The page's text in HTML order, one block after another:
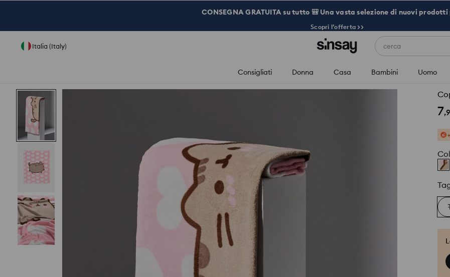
CONSEGNA GRATUITA su tutto 🎒 Una vasta selezione di nuovi
Scopri l’offerta >>
Italia (Italy) cerca
Consigliati Donna Casa Bambini Uomo
7,